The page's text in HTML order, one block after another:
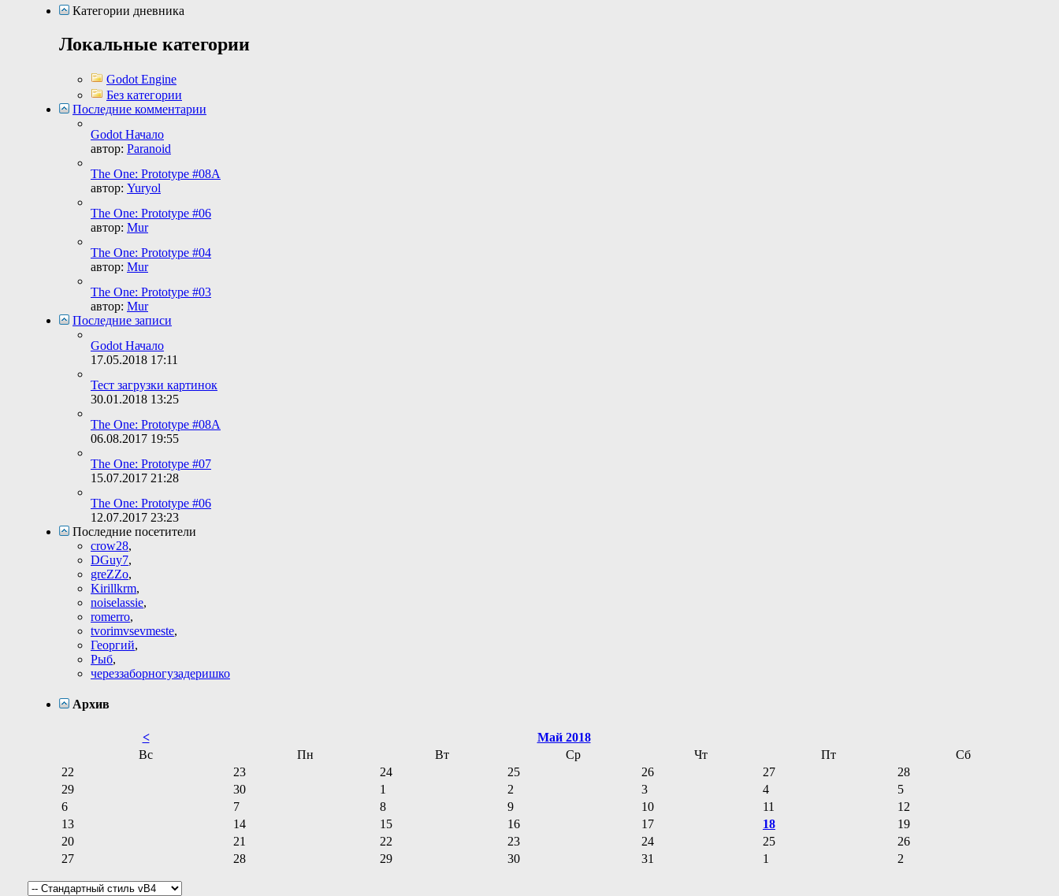
Категории дневника
Локальные категории
Godot Engine
Без категории
Последние комментарии
Godot Начало
автор: Paranoid
The One: Prototype #08A
автор: Yuryol
The One: Prototype #06
автор: Mur
The One: Prototype #04
автор: Mur
The One: Prototype #03
автор: Mur
Последние записи
Godot Начало
17.05.2018 17:11
Тест загрузки картинок
30.01.2018 13:25
The One: Prototype #08A
06.08.2017 19:55
The One: Prototype #07
15.07.2017 21:28
The One: Prototype #06
12.07.2017 23:23
Последние посетители
crow28,
DGuy7,
greZZo,
Kirillkrm,
noiselassie,
romerro,
tvorimvsevmeste,
Георгий,
Рыб,
череззаборногузадеришко
Архив
<
Май 2018
Вс
Пн Вт Ср Чт Пт
Сб
22
23 24 25 26 27
28
29
30 1 2 3 4
5
6
7 8 9 10 11
12
13
14 15 16 17 18
19
20
21 22 23 24 25
26
27
28 29 30 31 1 2